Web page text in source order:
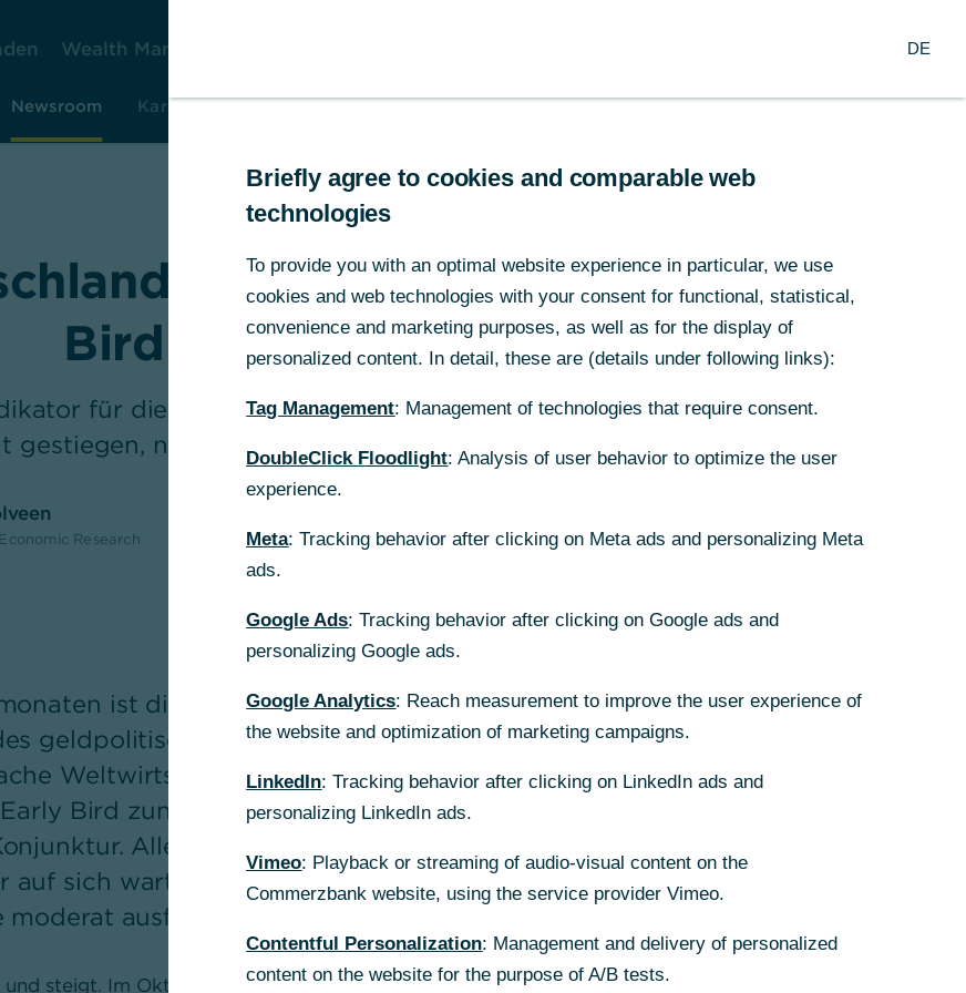
Wealth Management
Newsroom Karriere Investor Relations Research Service
– EZB gibt Early
Bird Auftrieb
für die deutsche Wirtschaft ist im Oktober
gestiegen, nämlich von 14 auf 18 Punkte.
Research
ist dies nahezu alleine auf eine stetige
geldpolitischen Umfeldes zurückzuführen. Auch
Weltwirtschaft ein Belastungsfaktor bleibt,
Bird zunehmend eine bevorstehende
Allerdings dürfte diese wohl bis ins
auf sich warten lassen und dann auch
ausfallen.
steigt. Im Oktober hat er den zehnten Monat in Folge zugelegt
DE
Briefly agree to cookies and comparable web
technologies
To provide you with an optimal website experience in particular, we use
cookies and web technologies with your consent for functional, statistical,
convenience and marketing purposes, as well as for the display of
personalized content. In detail, these are (details under following links):
Tag Management: Management of technologies that require consent.
DoubleClick Floodlight: Analysis of user behavior to optimize the user
experience.
Meta: Tracking behavior after clicking on Meta ads and personalizing Meta
ads.
Google Ads: Tracking behavior after clicking on Google ads and
personalizing Google ads.
Google Analytics: Reach measurement to improve the user experience of
the website and optimization of marketing campaigns.
LinkedIn: Tracking behavior after clicking on LinkedIn ads and
personalizing LinkedIn ads.
Vimeo: Playback or streaming of audio-visual content on the
Commerzbank website, using the service provider Vimeo.
Contentful Personalization: Management and delivery of personalized
content on the website for the purpose of A/B tests.